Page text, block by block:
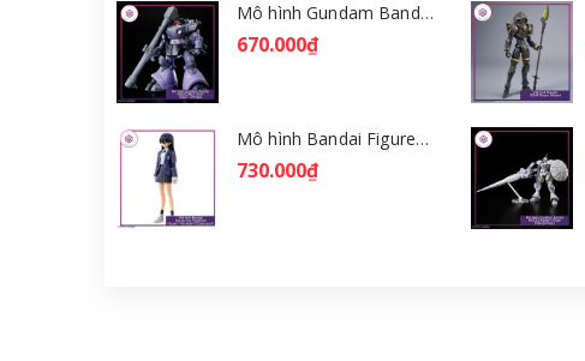
Mô hình Gundam Bandai HGGQ Rick Dom (Gaia / Ortega) 1/144 [GDB] [BHG]
670.000₫
Mô hình Bandai Figure-rise Standard Nyaan - Gundam GQuuuuuuX [GDB] [FRS]
730.000₫